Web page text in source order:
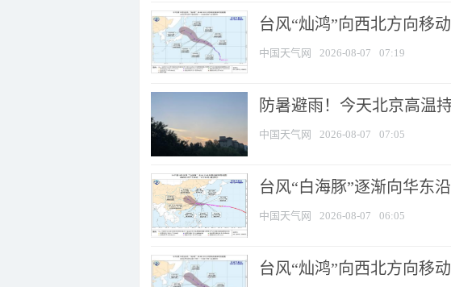
台风“灿鸿”向西北方向移
中国天气网 2026-08-07 07:19
防暑避雨！今天北京高温
中国天气网 2026-08-07 07:05
台风“白海豚”逐渐向华东
中国天气网 2026-08-07 06:05
台风“灿鸿”向西北方向移